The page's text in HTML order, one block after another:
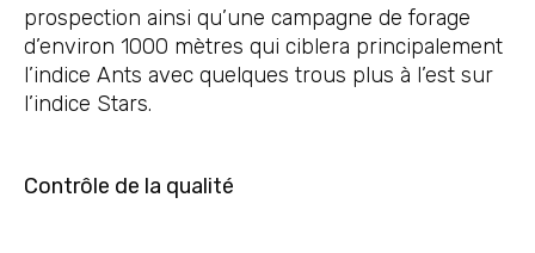
prospection ainsi qu’une campagne de forage
d’environ 1000 mètres qui ciblera principalement
l’indice Ants avec quelques trous plus à l’est sur
l’indice Stars.
Contrôle de la qualité